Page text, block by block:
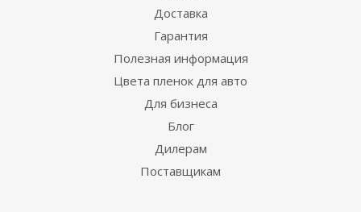
Доставка
Гарантия
Полезная информация
Цвета пленок для авто
Для бизнеса
Блог
Дилерам
Поставщикам